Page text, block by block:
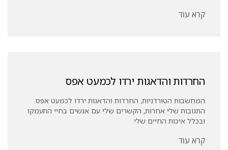
קרא עוד
החרדות והדאגות ירדו לכמעט אפס
המחשבות הטורדניות, החרדות והדאגות ירדו לכמעט אפס.
התגובות שלי אחרות, הקשרים שלי עם אנשים בחיי התעמקו
ובכלל איכות החיים שלי
קרא עוד